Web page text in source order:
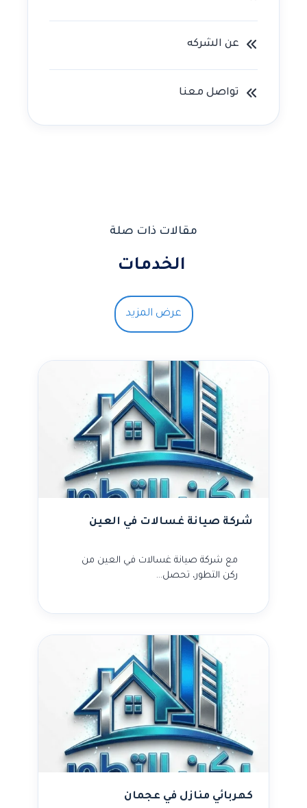
عن الشركه
تواصل معنا
مقالات ذات صلة
الخدمات
عرض المزيد
شركة صيانة غسالات في العين
مع شركة صيانة غسالات في العين من
ركن التطور، تحصل…
كهربائي منازل في عجمان